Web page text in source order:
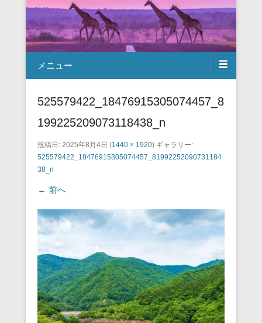
メニュー
525579422_18476915305074457_8
199225209073118438_n
投稿日: 2025年8月4日 (1440 × 1920) ギャラリー:
525579422_18476915305074457_81992252090731184
38_n
← 前へ